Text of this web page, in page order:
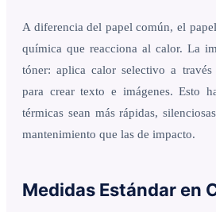
A diferencia del papel común, el
química que reacciona al calor. La
tóner: aplica calor selectivo a
para crear texto e imágenes. Esto
térmicas sean más rápidas,
mantenimiento que las de impacto.
Medidas Estándar en